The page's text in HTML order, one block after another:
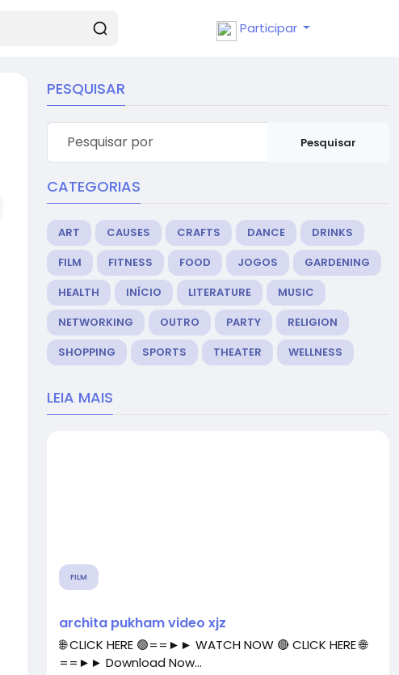
Participar
PESQUISAR
Pesquisar
CATEGORIAS
ART CAUSES CRAFTS DANCE
DRINKS
FILM
FITNESS FOOD JOGOS
GARDENING
HEALTH
INÍCIO LITERATURE
MUSIC
NETWORKING
OUTRO PARTY
RELIGION
SHOPPING
SPORTS THEATER WELLNESS
LEIA MAIS
FILM
archita pukham video xjz
🌐 CLICK HERE 🟢==►► WATCH NOW 🔴 CLICK HERE 🌐
==►► Download Now...